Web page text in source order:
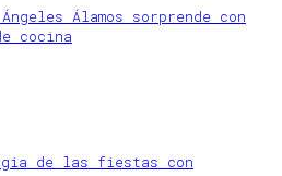
Álamos sorprende con
cocina
de las fiestas con